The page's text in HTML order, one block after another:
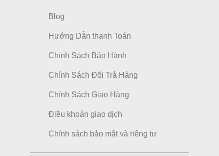
Blog
Hướng Dẫn thanh Toán
Chính Sách Bảo Hành
Chính Sách Đổi Trả Hàng
Chính Sách Giao Hàng
Điều khoản giao dịch
Chính sách bảo mật và riêng tư